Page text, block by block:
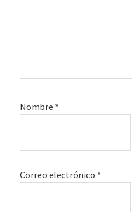
Nombre *
Correo electrónico *